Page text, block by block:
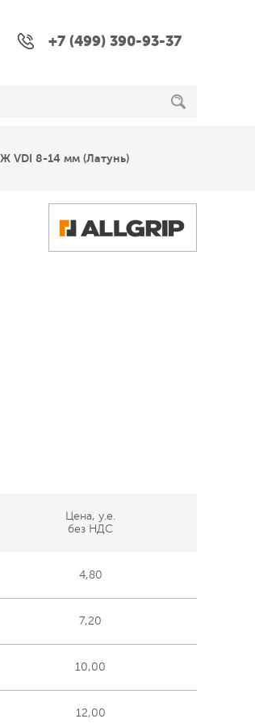
+7 (499) 390-93-37
VDI 8-14 мм (Латунь)
Цена, у.е.
без НДС
4,80
7,20
10,00
12,00